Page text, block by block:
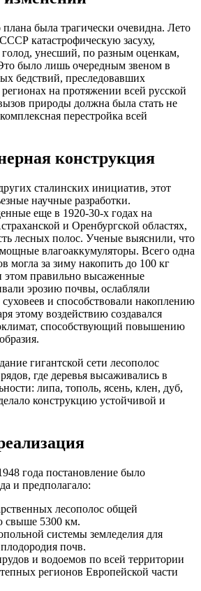
плана была трагически очевидна. Лето
катастрофическую засуху,
унесший, по разным оценкам,
было лишь очередным звеном в
бедствий, преследовавших
на протяжении всей русской
природы должна была стать не
перестройка всей
конструкция
сталинских инициатив, этот
научные разработки.
еще в 1920-30-х годах на
и Оренбургской областях,
лесных полос. Ученые выяснили, что
влагоаккумуляторы. Всего одна
могла за зиму накопить до 100 кг
этом правильно высаженные
эрозию почвы, ослабляли
и способствовали накоплению
этому воздействию создавался
способствующий повышению
гигантской сети лесополос
где деревья высаживались в
липа, тополь, ясень, клен, дуб,
конструкцию устойчивой и
года постановление было
и предполагало:
лесополос общей
свыше 5300 км.
системы земледелия для
почв.
и водоемов по всей территории
регионов Европейской части